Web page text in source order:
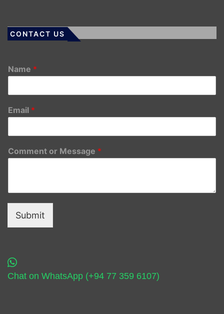
CONTACT US
Name *
Email *
Comment or Message *
Submit
Chat on WhatsApp (+94 77 359 6107)